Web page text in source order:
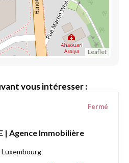
Leaflet
vous intéresser :
| Agence Immobilière
Fermé